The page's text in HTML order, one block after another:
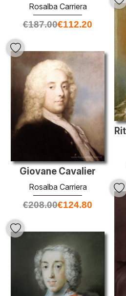
Rosalba Carriera
€187.00€112.20
Giovane Cavalier
Rosalba Carriera
€208.00€124.80